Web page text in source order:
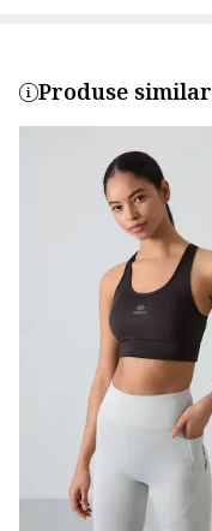
Produse